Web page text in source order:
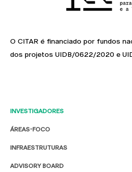
INVESTIGADORES
ÁREAS-FOCO
INFRAESTRUTURAS
ADVISORY BOARD
O CITAR é financiado por fundos
dos projetos UIDB/0622/2020 e